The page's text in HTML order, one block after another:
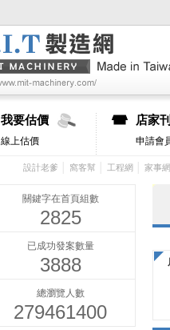
我要估價
線上估價
店家
申請會
設計老爹 窩客幫 工程網 家事網
關鍵字在首頁組數
2825
已成功發案數量
3888
總瀏覽人數
279461400